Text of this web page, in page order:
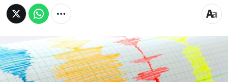
Akdeniz açıklarında 6 dakika arayla 4.0 ve 4.1
büyüklüğünde iki deprem meydana geldi. Kandilli